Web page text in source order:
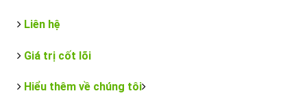
Liên hệ
Giá trị cốt lõi
Hiểu thêm về chúng tôi